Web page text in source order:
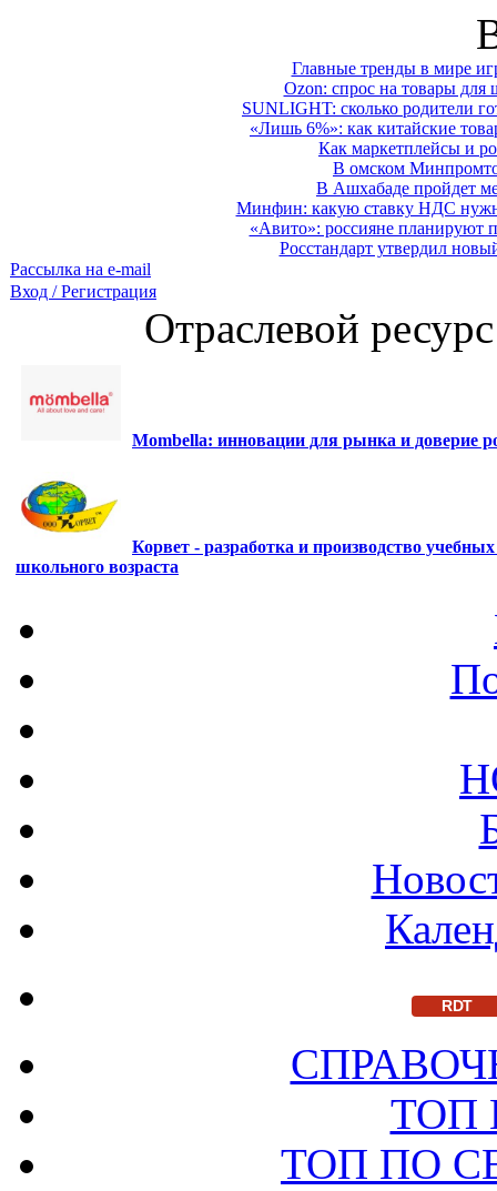
Главные тренды в мире
Ozon: спрос на товары для
SUNLIGHT: сколько родители
«Лишь 6%»: как китайские
Как маркетплейсы и
В омском
В Ашхабаде пройдет
Минфин: какую ставку НДС
«Авито»: россияне планируют
Росстандарт утвердил
Рассылка на e-mail
Вход / Регистрация
Отраслевой
Mombella: инновации для рынка и доверие
Корвет - разработка и производство
школьного возраста
RDT
ТОП
ТОП ПО